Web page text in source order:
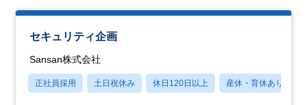
セキュリティ企画
Sansan株式会社
正社員採用 土日祝休み 休日120日以上 産休・育休あり